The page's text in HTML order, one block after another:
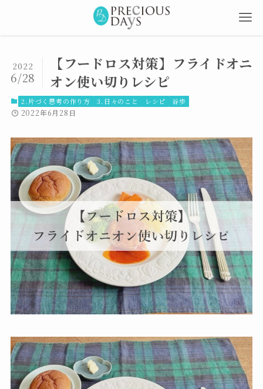
【フードロス対策】フライドオニ
オン使い切りレシピ
2022
6/28
2.片づく思考の作り方 3.日々のこと レシピ 谷歩
2022年6月28日